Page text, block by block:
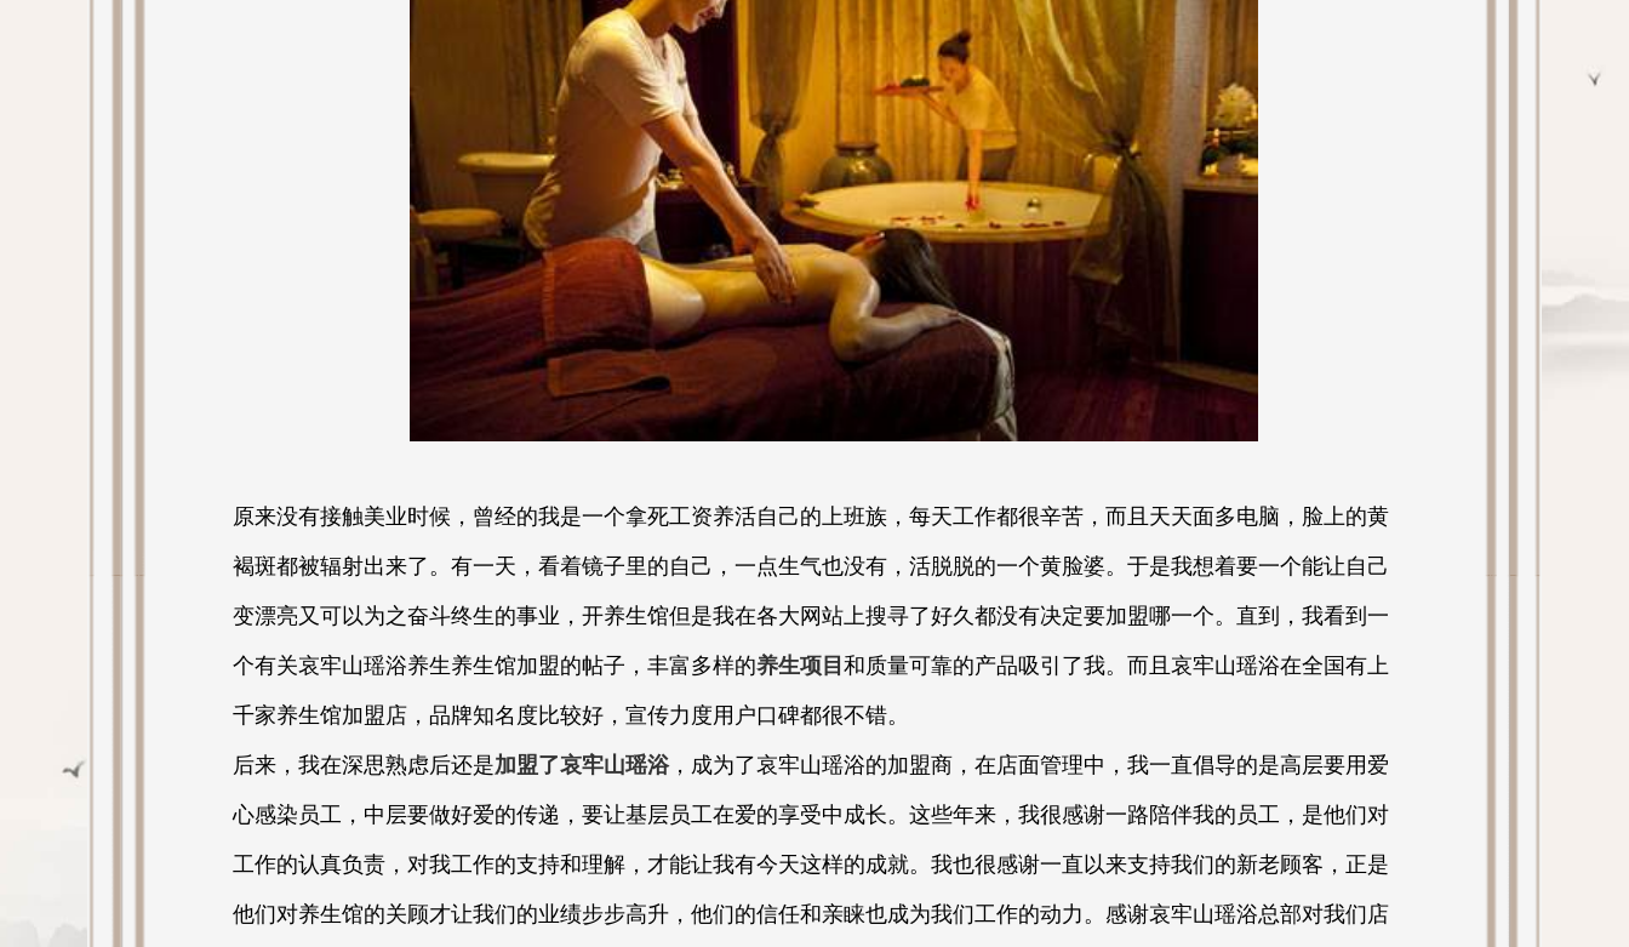
原来没有接触美业时候，曾经的我是一个拿死工资养活自己的上班族，每天工作都很辛苦，而且天天面多电脑，脸上的黄
褐斑都被辐射出来了。有一天，看着镜子里的自己，一点生气也没有，活脱脱的一个黄脸婆。于是我想着要一个能让自己
变漂亮又可以为之奋斗终生的事业，开养生馆但是我在各大网站上搜寻了好久都没有决定要加盟哪一个。直到，我看到一
个有关哀牢山瑶浴养生养生馆加盟的帖子，丰富多样的养生项目 和质量可靠的产品吸引了我。而且哀牢山瑶浴在全国有上
千家养生馆加盟店，品牌知名度比较好，宣传力度用户口碑都很不错。
后来，我在深思熟虑后还是加盟了哀牢山瑶浴，成为了哀牢山瑶浴的加盟商，在店面管理中，我一直倡导的是高层要用爱
心感染员工，中层要做好爱的传递，要让基层员工在爱的享受中成长。这些年来，我很感谢一路陪伴我的员工，是他们对
工作的认真负责，对我工作的支持和理解，才能让我有今天这样的成就。我也很感谢一直以来支持我们的新老顾客，正是
他们对养生馆的关顾才让我们的业绩步步高升，他们的信任和亲睐也成为我们工作的动力。感谢哀牢山瑶浴总部对我们店